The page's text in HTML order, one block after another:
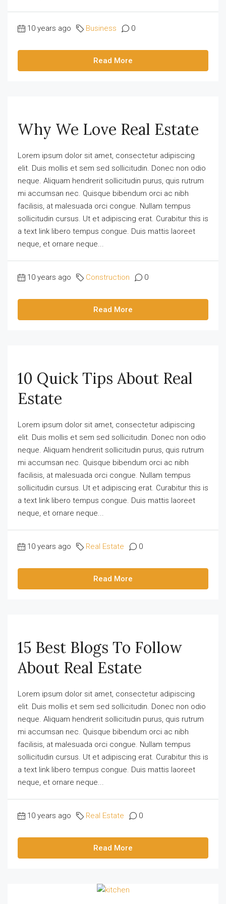
10 years ago Business 0
Read More
Why We Love Real Estate
Lorem ipsum dolor sit amet, consectetur adipiscing
elit. Duis mollis et sem sed sollicitudin. Donec non odio
neque. Aliquam hendrerit sollicitudin purus, quis rutrum
mi accumsan nec. Quisque bibendum orci ac nibh
facilisis, at malesuada orci congue. Nullam tempus
sollicitudin cursus. Ut et adipiscing erat. Curabitur this is
a text link libero tempus congue. Duis mattis laoreet
neque, et ornare neque...
10 years ago Construction 0
Read More
10 Quick Tips About Real
Estate
Lorem ipsum dolor sit amet, consectetur adipiscing
elit. Duis mollis et sem sed sollicitudin. Donec non odio
neque. Aliquam hendrerit sollicitudin purus, quis rutrum
mi accumsan nec. Quisque bibendum orci ac nibh
facilisis, at malesuada orci congue. Nullam tempus
sollicitudin cursus. Ut et adipiscing erat. Curabitur this is
a text link libero tempus congue. Duis mattis laoreet
neque, et ornare neque...
10 years ago Real Estate 0
Read More
15 Best Blogs To Follow
About Real Estate
Lorem ipsum dolor sit amet, consectetur adipiscing
elit. Duis mollis et sem sed sollicitudin. Donec non odio
neque. Aliquam hendrerit sollicitudin purus, quis rutrum
mi accumsan nec. Quisque bibendum orci ac nibh
facilisis, at malesuada orci congue. Nullam tempus
sollicitudin cursus. Ut et adipiscing erat. Curabitur this is
a text link libero tempus congue. Duis mattis laoreet
neque, et ornare neque...
10 years ago Real Estate 0
Read More